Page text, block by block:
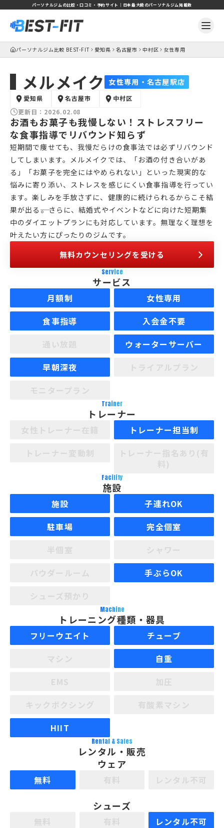
パーソナルジムの比較・口コミ・予約サイト｜日本最大級のパーソナルジム掲載数
パーソナルジム比較 BEST-FIT 愛知県 名古屋市 中村区 女性専用
メルメイク 女性専用・名古屋駅店
愛知県 名古屋市
中村区
更新日： 2026.02.08
お酒もお菓子も我慢しない！ストレスフリー
な食事指導でリバウンド知らず
短期間で痩せても、我慢だらけの食事法では必ずリバウンド
してしまいます。メルメイクでは、「お酒の付き合いがあ
る」「お菓子を完全にはやめられない」といった現実的な
悩みに寄り添い、ストレスを感じにくい食事指導を行ってい
ます。楽しみを手放さずに、健康的に続けられるからこそ結
果が出る――。さらに、結婚式やイベントなどに向けた短期集
中のダイエットプランにも対応しています。無理なく理想を
叶えたい方にぴったりのジムです。
無料カウンセリングを受ける
Service
サービス
月額制
女性専用
食事指導
入会金不要
ウォーターサーバー
早朝深夜
Trainer
トレーナー
トレーナー担当制
Facility
施設
施設
子連れOK
駐車場
完全個室
手ぶらOK
Machine
トレーニング種類・器具
フリーウエイト
チューブ
自重
HIIT
Rental & Sales
レンタル・販売
ウェア
無料
シューズ
レンタル不可